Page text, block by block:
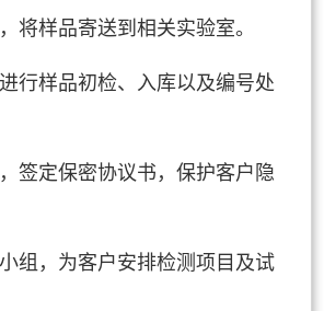
将样品寄送到相关实验室。
行样品初检、入库以及编号处
签定保密协议书，保护客户隐
组，为客户安排检测项目及试